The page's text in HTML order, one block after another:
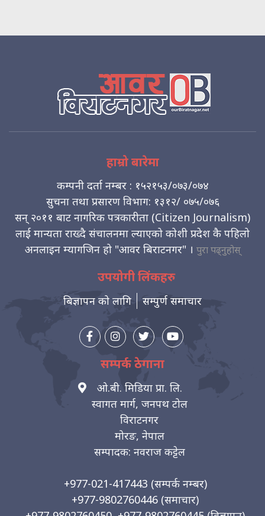
हाम्रो बारेमा
कम्पनी दर्ता नम्बर : १५२१५३/०७३/०७४
सुचना तथा प्रसारण विभाग: १३१२/ ०७५/०७६
सन् २०११ बाट नागरिक पत्रकारीता (Citizen Journalism)
लाई मान्यता राख्दै संचालनमा ल्याएको कोशी प्रदेश कै पहिलो
अनलाइन म्यागजिन हो "आवर बिराटनगर" । पुरा पढ्नुहोस्
उपयोगी लिंकहरु
बिज्ञापन को लागि सम्पुर्ण समाचार
सम्पर्क ठेगाना
ओ.बी. मिडिया प्रा. लि.
स्वागत मार्ग, जनपथ टोल
विराटनगर
मोरङ, नेपाल
सम्पादक: नवराज कट्टेल
+977-021-417443 (सम्पर्क नम्बर)
+977-9802760446 (समाचार)